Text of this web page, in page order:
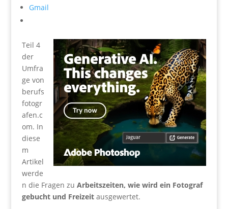
Gmail
Teil 4
der
Umfra
ge von
berufs
fotogr
afen.c
om. In
diese
m
Artikel
werde
n die Fragen zu Arbeitszeiten, wie wird ein Fotograf
gebucht und Freizeitausgewertet.